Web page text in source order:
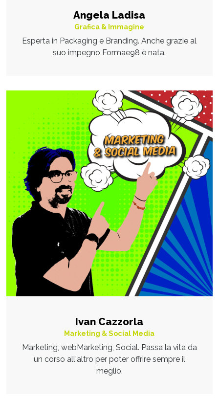
Angela Ladisa
Grafica & Immagine
Esperta in Packaging e Branding. Anche grazie al
suo impegno Formae98 è nata.
Ivan Cazzorla
Marketing & Social Media
Marketing, webMarketing, Social. Passa la vita da
un corso all'altro per poter offrire sempre il
meglio.